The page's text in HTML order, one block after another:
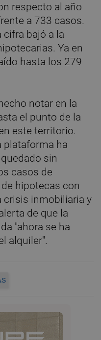
respecto al año
a 733 casos.
cifra bajó a la
Ya en
hasta los 279
notar en la
el punto de la
este territorio.
plataforma ha
sin
casos de
hipotecas con
crisis inmobiliaria y
de que la
"ahora se ha
alquiler".